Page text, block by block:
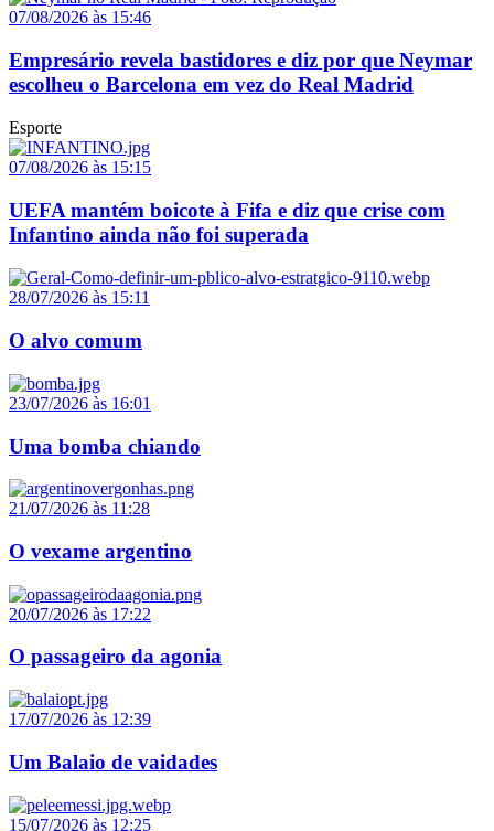
07/08/2026 às 15:46
Empresário revela bastidores e diz por que Neymar
escolheu o Barcelona em vez do Real Madrid
Esporte
07/08/2026 às 15:15
UEFA mantém boicote à Fifa e diz que crise com
Infantino ainda não foi superada
28/07/2026 às 15:11
O alvo comum
23/07/2026 às 16:01
Uma bomba chiando
21/07/2026 às 11:28
O vexame argentino
20/07/2026 às 17:22
O passageiro da agonia
17/07/2026 às 12:39
Um Balaio de vaidades
15/07/2026 às 12:25